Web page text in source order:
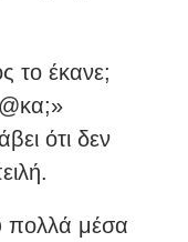
το έκανε;
ότι δεν
πολλά μέσα